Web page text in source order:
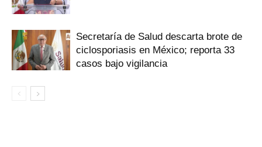
Secretaría de Salud descarta brote de
ciclosporiasis en México; reporta 33
casos bajo vigilancia